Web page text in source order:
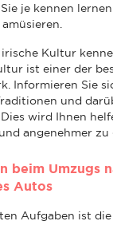
je kennen
Kultur
ist einer der
Informieren Sie
und
wird Ihnen
angenehmer zu
beim Umzugs
Autos
Aufgaben ist